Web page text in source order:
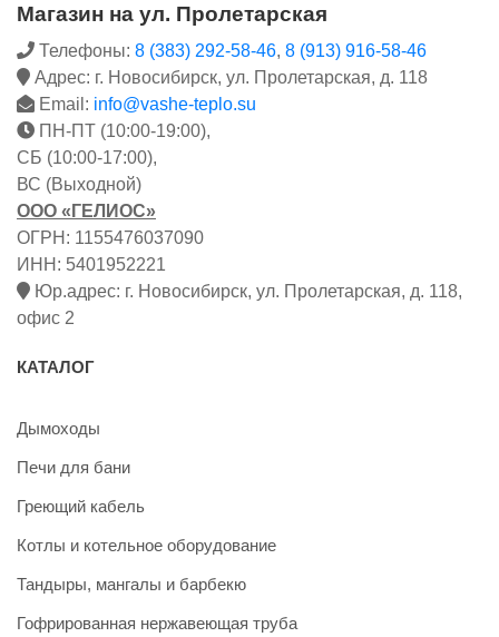
Магазин на ул. Пролетарская
Телефоны: 8 (383) 292-58-46, 8 (913) 916-58-46
Адрес: г. Новосибирск, ул. Пролетарская, д. 118
Email: info@vashe-teplo.su
ПН-ПТ (10:00-19:00),
СБ (10:00-17:00),
ВС (Выходной)
ООО «ГЕЛИОС»
ОГРН: 1155476037090
ИНН: 5401952221
Юр.адрес: г. Новосибирск, ул. Пролетарская, д. 118,
офис 2
КАТАЛОГ
Дымоходы
Печи для бани
Греющий кабель
Котлы и котельное оборудование
Тандыры, мангалы и барбекю
Гофрированная нержавеющая труба